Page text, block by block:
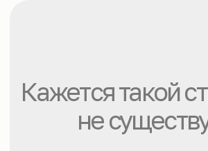
не существует
Вернитесь на Главную страницу,
мы вам рады